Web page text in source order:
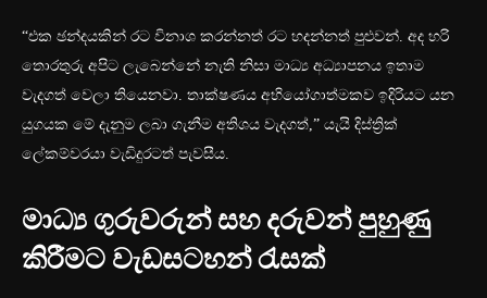
“එක ඡන්දයකින් රට විනාශ කරන්නත් රට හදන්නත් පුළුවන්. අද හරි
තොරතුරු අපිට ලැබෙන්නේ නැති නිසා මාධ්‍ය අධ්‍යාපනය ඉතාම
වැදගත් වෙලා තියෙනවා. තාක්ෂණය අභියෝගාත්මකව ඉදිරියට යන
යුගයක මේ දැනුම ලබා ගැනීම අතිශය වැදගත්,” යැයි දිස්ත්‍රික්
ලේකම්වරයා වැඩිදුරටත් පැවසීය.
මාධ්‍ය ගුරුවරුන් සහ දරුවන් පුහුණු
කිරීමට වැඩසටහන් රැසක්